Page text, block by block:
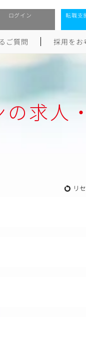
ログイン 転職支
ご質問 採用をお
求人・
リ